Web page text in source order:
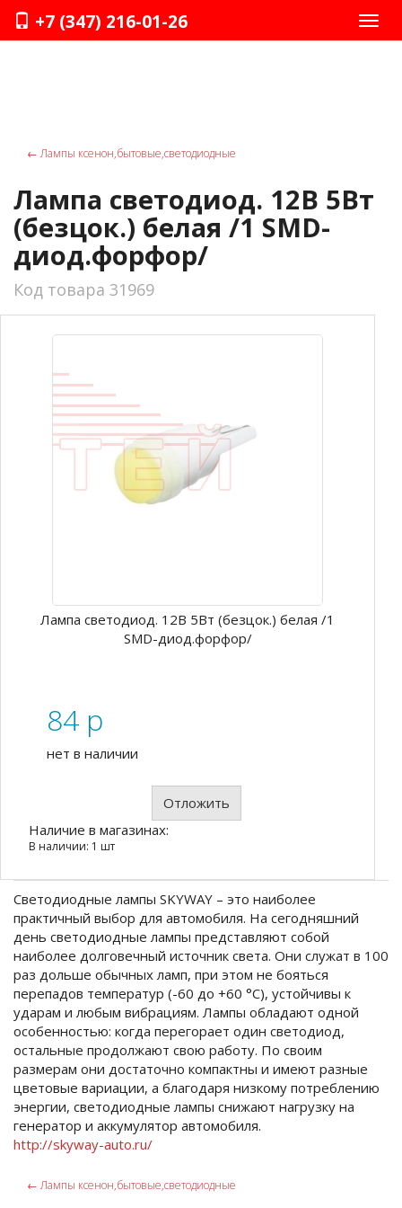
+7 (347) 216-01-26
←Лампы ксенон,бытовые,светодиодные
Лампа светодиод. 12В 5Вт
(безцок.) белая /1 SMD-
диод.форфор/
Код товара 31969
Лампа светодиод. 12В 5Вт (безцок.) белая /1
SMD-диод.форфор/
84 p
нет в наличии
Отложить
Наличие в магазинах:
В наличии: 1 шт
Светодиодные лампы SKYWAY – это наиболее
практичный выбор для автомобиля. На сегодняшний
день светодиодные лампы представляют собой
наиболее долговечный источник света. Они служат в 100
раз дольше обычных ламп, при этом не бояться
перепадов температур (-60 до +60 °C), устойчивы к
ударам и любым вибрациям. Лампы обладают одной
особенностью: когда перегорает один светодиод,
остальные продолжают свою работу. По своим
размерам они достаточно компактны и имеют разные
цветовые вариации, а благодаря низкому потреблению
энергии, светодиодные лампы снижают нагрузку на
генератор и аккумулятор автомобиля.
http://skyway-auto.ru/
←Лампы ксенон,бытовые,светодиодные